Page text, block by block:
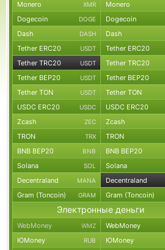
Monero XMR Monero
Dogecoin DOGE Dogecoin
Dash DASH Dash
Tether ERC20 USDT Tether ERC20
Tether TRC20 USDT Tether TRC20
Tether BEP20 USDT Tether BEP20
Tether TON USDT Tether TON
USDC ERC20 USDC USDC ERC20
Zcash ZEC Zcash
TRON TRX TRON
BNB BEP20 BNB BNB BEP20
Solana SOL Solana
Decentraland MANA Decentraland
Gram (Toncoin) GRAM Gram (Toncoin)
Электронные деньги
WebMoney WMZ WebMoney
ЮMoney RUB ЮMoney